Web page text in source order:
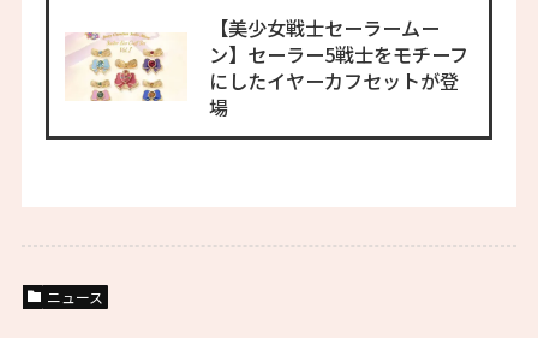
【美少女戦士セーラームー
ン】セーラー5戦士をモチーフ
にしたイヤーカフセットが登
場
ニュース